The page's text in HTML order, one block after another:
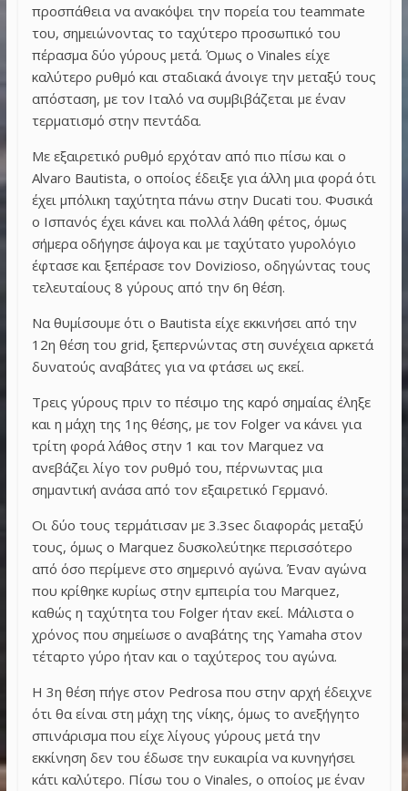
προσπάθεια να ανακόψει την πορεία του teammate
του, σημειώνοντας το ταχύτερο προσωπικό του
πέρασμα δύο γύρους μετά. Όμως ο Vinales είχε
καλύτερο ρυθμό και σταδιακά άνοιγε την μεταξύ τους
απόσταση, με τον Ιταλό να συμβιβάζεται με έναν
τερματισμό στην πεντάδα.
Με εξαιρετικό ρυθμό ερχόταν από πιο πίσω και ο
Alvaro Bautista, ο οποίος έδειξε για άλλη μια φορά ότι
έχει μπόλικη ταχύτητα πάνω στην Ducati του. Φυσικά
ο Ισπανός έχει κάνει και πολλά λάθη φέτος, όμως
σήμερα οδήγησε άψογα και με ταχύτατο γυρολόγιο
έφτασε και ξεπέρασε τον Dovizioso, οδηγώντας τους
τελευταίους 8 γύρους από την 6η θέση.
Να θυμίσουμε ότι ο Bautista είχε εκκινήσει από την
12η θέση του grid, ξεπερνώντας στη συνέχεια αρκετά
δυνατούς αναβάτες για να φτάσει ως εκεί.
Τρεις γύρους πριν το πέσιμο της καρό σημαίας έληξε
και η μάχη της 1ης θέσης, με τον Folger να κάνει για
τρίτη φορά λάθος στην 1 και τον Marquez να
ανεβάζει λίγο τον ρυθμό του, πέρνωντας μια
σημαντική ανάσα από τον εξαιρετικό Γερμανό.
Οι δύο τους τερμάτισαν με 3.3sec διαφοράς μεταξύ
τους, όμως ο Marquez δυσκολεύτηκε περισσότερο
από όσο περίμενε στο σημερινό αγώνα. Έναν αγώνα
που κρίθηκε κυρίως στην εμπειρία του Marquez,
καθώς η ταχύτητα του Folger ήταν εκεί. Μάλιστα ο
χρόνος που σημείωσε ο αναβάτης της Yamaha στον
τέταρτο γύρο ήταν και ο ταχύτερος του αγώνα.
Η 3η θέση πήγε στον Pedrosa που στην αρχή έδειχνε
ότι θα είναι στη μάχη της νίκης, όμως το ανεξήγητο
σπινάρισμα που είχε λίγους γύρους μετά την
εκκίνηση δεν του έδωσε την ευκαιρία να κυνηγήσει
κάτι καλύτερο. Πίσω του ο Vinales, ο οποίος με έναν